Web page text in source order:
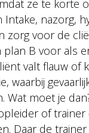
ze te korte
Intake, nazorg,
zorg voor de
B voor als
valt flauw of
waarbij
Wat moet je
of trainer
Daar de